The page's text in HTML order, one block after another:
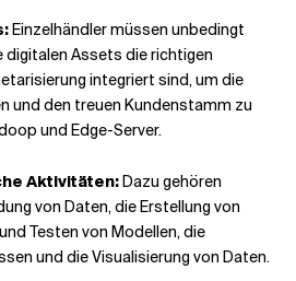
Einzelhändler müssen unbedingt
digitalen Assets die richtigen
integriert sind, um die
und den treuen Kundenstamm zu
und Edge-Server.
Aktivitäten:Dazu gehören
von Daten, die Erstellung von
Testen von Modellen, die
und die Visualisierung von Daten.